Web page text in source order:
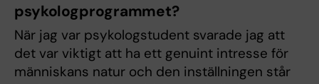
psykologprogrammet?
När jag var psykologstudent svarade jag att
det var viktigt att ha ett genuint intresse för
människans natur och den inställningen står